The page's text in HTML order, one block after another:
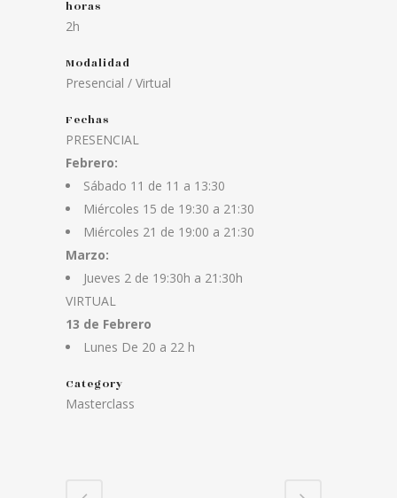
horas
2h
Modalidad
Presencial / Virtual
Fechas
PRESENCIAL
Febrero:
Sábado 11 de 11 a 13:30
Miércoles 15 de 19:30 a 21:30
Miércoles 21 de 19:00 a 21:30
Marzo:
Jueves 2 de 19:30h a 21:30h
VIRTUAL
13 de Febrero
Lunes De 20 a 22 h
Category
Masterclass